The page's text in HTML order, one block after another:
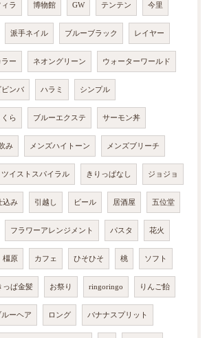
ラ 博物館 GW テンテン 今里
派手ネイル ブルーブラック レイヤー
ー ネオングリーン ウォーターワールド
ビンバ ハラミ シンプル
くら ブルーエクステ サーモン丼
み メンズハイトーン メンズブリーチ
ツイストスパイラル きりっぱなし ジョジョ
込み 引越し ビール 居酒屋 五位堂
フラワーアレンジメント パスタ 花火
橿原 カフェ ひそひそ 桃 ソフト
っぱ金髪 お祭り ringoringo りんご飴
ルーヘア ロング バナナスプリット